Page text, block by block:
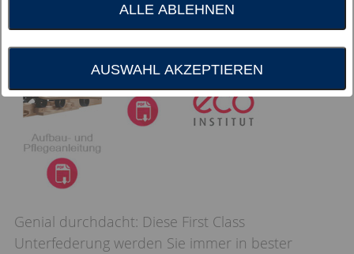
Genial durchdacht: Diese First Class
Unterfederung werden Sie immer in bester
ALLE ABLEHNEN
AUSWAHL AKZEPTIEREN